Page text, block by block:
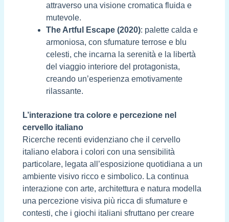
attraverso una visione cromatica fluida e
mutevole.
The Artful Escape (2020): palette calda e
armoniosa, con sfumature terrose e blu
celesti, che incarna la serenità e la libertà
del viaggio interiore del protagonista,
creando un’esperienza emotivamente
rilassante.
L’interazione tra colore e percezione nel
cervello italiano
Ricerche recenti evidenziano che il cervello
italiano elabora i colori con una sensibilità
particolare, legata all’esposizione quotidiana a un
ambiente visivo ricco e simbolico. La continua
interazione con arte, architettura e natura modella
una percezione visiva più ricca di sfumature e
contesti, che i giochi italiani sfruttano per creare